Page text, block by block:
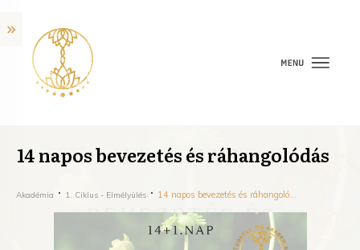
14 napos bevezetés és ráhangolódás
Akadémia 1. Ciklus - Elmélyülés 14 napos bevezetés és ráhangolódás